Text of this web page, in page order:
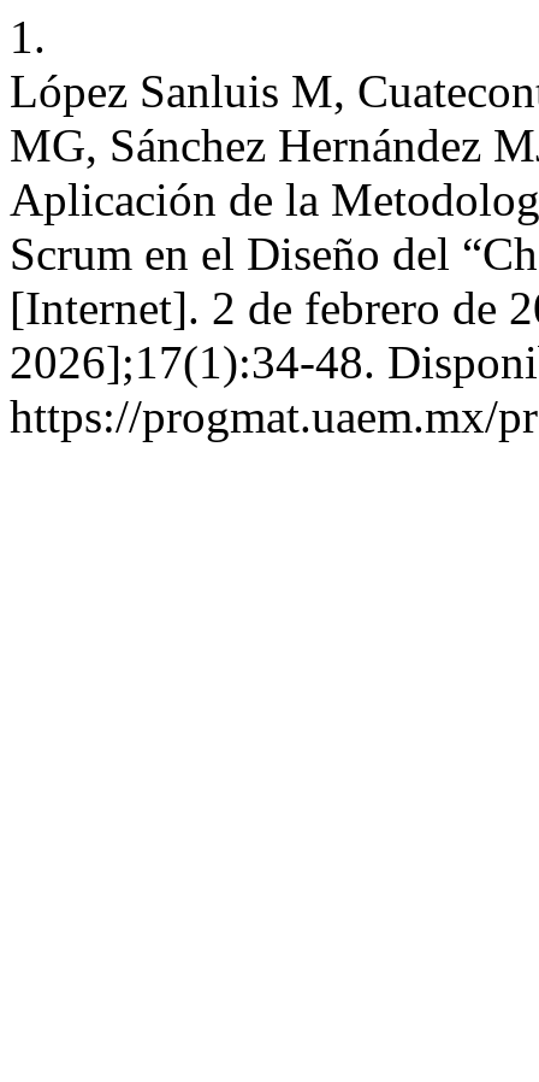
1.
López Sanluis M,
MG, Sánchez Hernández
Aplicación de la
Scrum en el Diseño del
[Internet]. 2 de febrero de
2026];17(1):34-48.
https://progmat.uaem.mx/